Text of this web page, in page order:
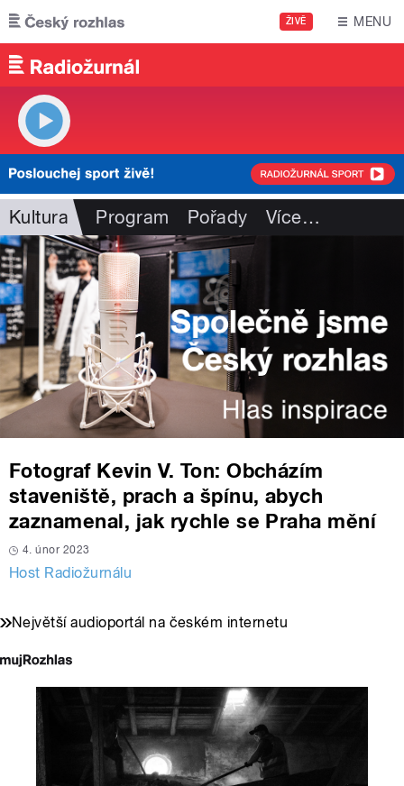
Přejít k hlavnímu obsahu
ŽIVĚ MENU
Kultura Program Pořady Více…
Fotograf Kevin V. Ton: Obcházím
staveniště, prach a špínu, abych
zaznamenal, jak rychle se Praha mění
4. únor 2023
Host Radiožurnálu
Největší audioportál na českém internetu